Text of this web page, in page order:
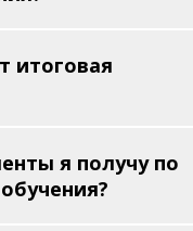
итоговая
я получу по